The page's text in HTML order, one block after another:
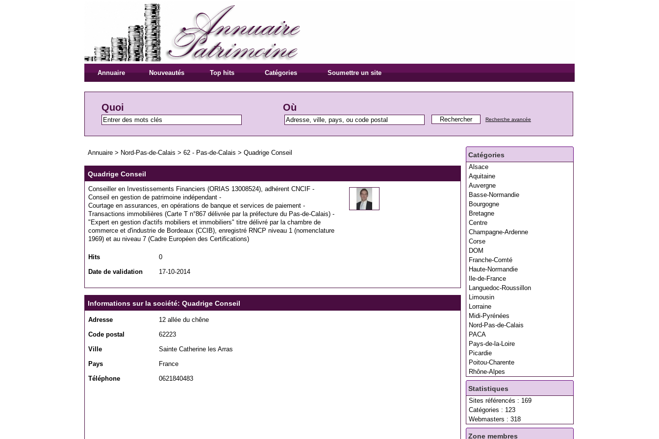
Annuaire Nouveautés Top hits Catégories Soumettre un site
Quoi Où
Recherche avancée
Catégories
Alsace
Aquitaine
Auvergne
Basse-Normandie
Bourgogne
Bretagne
Centre
Champagne-Ardenne
Corse
DOM
Franche-Comté
Haute-Normandie
Ile-de-France
Languedoc-Roussillon
Limousin
Lorraine
Midi-Pyrénées
Nord-Pas-de-Calais
PACA
Pays-de-la-Loire
Picardie
Poitou-Charente
Rhône-Alpes
Statistiques
Sites référencés : 169
Catégories : 123
Webmasters : 318
Zone membres
Annuaire > Nord-Pas-de-Calais > 62 - Pas-de-Calais > Quadrige Conseil
Quadrige Conseil
Conseiller en Investissements Financiers (ORIAS 13008524), adhérent CNCIF -
Conseil en gestion de patrimoine indépendant -
Courtage en assurances, en opérations de banque et services de paiement -
Transactions immobilières (Carte T n°867 délivrée par la préfecture du Pas-de-Calais) -
"Expert en gestion d'actifs mobiliers et immobiliers" titre délivré par la chambre de
commerce et d'industrie de Bordeaux (CCIB), enregistré RNCP niveau 1 (nomenclature
1969) et au niveau 7 (Cadre Européen des Certifications)
Hits
0
Date de validation
17-10-2014
Informations sur la société: Quadrige Conseil
Adresse
12 allée du chêne
Code postal
62223
Ville
Sainte Catherine les Arras
Pays
France
Téléphone
0621840483